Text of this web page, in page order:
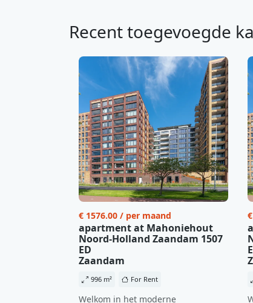
Recent toegevoegde
€ 1576.00 / per maand
apartment at Mahoniehout
Noord-Holland Zaandam 1507
ED
Zaandam
996 m² For Rent
Welkom in het moderne